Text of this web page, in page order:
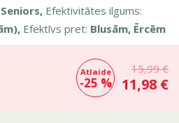
Efektivitātes ilgums:
Efektīvs pret: Blusām, Ērcēm
Atlaide
-25 %
15,99 €
11,98 €